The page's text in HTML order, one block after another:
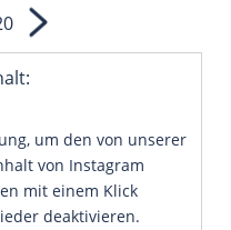
um den von unserer
von Instagram
mit einem Klick
deaktivieren.